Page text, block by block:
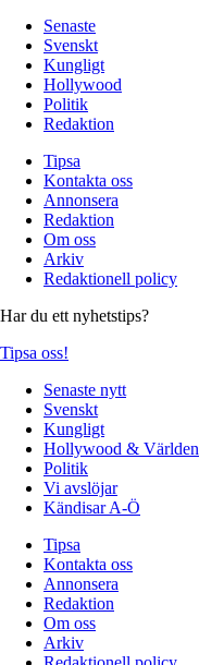
Senaste
Svenskt
Kungligt
Hollywood
Politik
Redaktion
Tipsa
Kontakta oss
Annonsera
Redaktion
Om oss
Arkiv
Redaktionell policy
Har du ett nyhetstips?
Tipsa oss!
Senaste nytt
Svenskt
Kungligt
Hollywood & Världen
Politik
Vi avslöjar
Kändisar A-Ö
Tipsa
Kontakta oss
Annonsera
Redaktion
Om oss
Arkiv